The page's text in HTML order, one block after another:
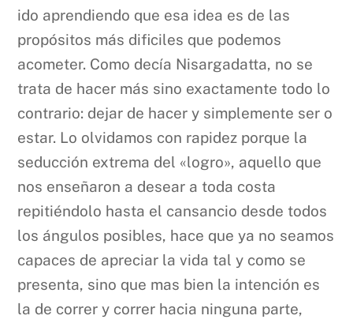
ido aprendiendo que esa idea es de las
propósitos más dificiles que podemos
acometer. Como decía Nisargadatta, no se
trata de hacer más sino exactamente todo lo
contrario: dejar de hacer y simplemente ser o
estar. Lo olvidamos con rapidez porque la
seducción extrema del «logro», aquello que
nos enseñaron a desear a toda costa
repitiéndolo hasta el cansancio desde todos
los ángulos posibles, hace que ya no seamos
capaces de apreciar la vida tal y como se
presenta, sino que mas bien la intención es
la de correr y correr hacia ninguna parte,